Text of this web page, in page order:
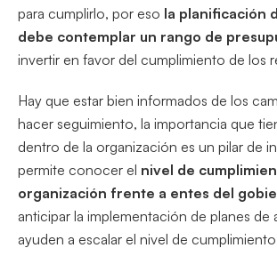
para cumplirlo, por eso la planificación
debe contemplar un rango de
invertir en favor del cumplimiento de los
Hay que estar bien informados de los
hacer seguimiento, la importancia que
dentro de la organización es un pilar de
permite conocer el nivel de
organización frente a entes del
anticipar la implementación de planes de
ayuden a escalar el nivel de